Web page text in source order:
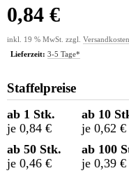
0,84 €
inkl. 19 % MwSt. zzgl. Versandkosten
Lieferzeit: 3-5 Tage*
Staffelpreise
ab 1 Stk.
je 0,84 €
ab 10
je 0,62 €
ab 50 Stk.
je 0,46 €
ab 100
je 0,39 €